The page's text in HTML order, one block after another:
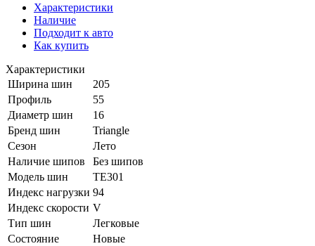
Характеристики
Наличие
Подходит к авто
Как купить
Характеристики
Ширина шин
205
Профиль
55
Диаметр шин
16
Бренд шин
Triangle
Сезон
Лето
Наличие шипов
Без шипов
Модель шин
TE301
Индекс нагрузки 94
Индекс скорости V
Тип шин
Легковые
Состояние
Новые